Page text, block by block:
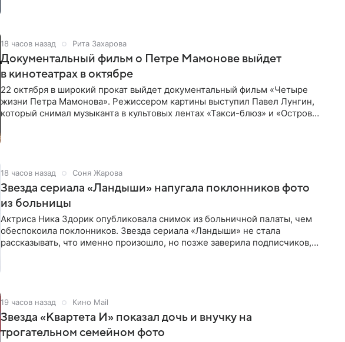
18 часов назад Рита Захарова
Документальный фильм о Петре Мамонове выйдет
в кинотеатрах в октябре
22 октября в широкий прокат выйдет документальный фильм «Четыре
жизни Петра Мамонова». Режиссером картины выступил Павел Лунгин,
который снимал музыканта в культовых лентах «Такси-блюз» и «Остров».
18 часов назад Соня Жарова
Звезда сериала «Ландыши» напугала поклонников фото
из больницы
Актриса Ника Здорик опубликовала снимок из больничной палаты, чем
обеспокоила поклонников. Звезда сериала «Ландыши» не стала
рассказывать, что именно произошло, но позже заверила подписчиков,
19 часов назад Кино Mail
Звезда «Квартета И» показал дочь и внучку на
трогательном семейном фото